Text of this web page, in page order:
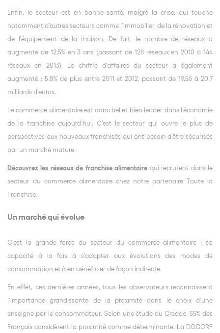
Enfin, le secteur est en bonne santé, malgré la crise, qui touche
notamment d’autres secteurs comme l’immobilier, de la rénovation et
de l’équipement de la maison. De fait, le nombre de réseaux a
augmenté de 12,5% en 3 ans (passant de 128 réseaux en 2010 à 144
réseaux en 2013). Le chiffre d’affaires du secteur a également
augmenté : 5,8% de plus entre 2011 et 2012, passant de 19,56 à 20,7
milliards d’euros.
Le commerce alimentaire est donc bel et bien leader dans l’économie
de la franchise aujourd’hui. C’est le secteur qui ouvre le plus de
perspectives aux nouveaux franchisés qui ont besoin d’être sécurisés
par un marché mature.
Découvrez les réseaux de franchise alimentaire qui recrutent dans le
secteur du commerce alimentaire chez notre partenaire Toute la
Franchise.
Un marché qui évolue
C’est la grande force du secteur du commerce alimentaire : sa
capacité à la fois à s’adapter aux évolutions des modes de
consommation et à en bénéficier de façon indirecte.
En effet, ces dernières années, tous les observateurs reconnaissent
l’importance grandissante de la proximité dans le choix d’une
enseigne par le consommateur. Selon une étude du Credoc, 55% des
Français considèrent la proximité comme déterminante. La DGCCRF